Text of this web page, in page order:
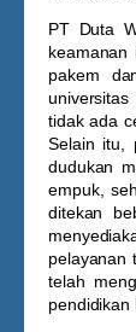
PT Duta
pakem
universitas
tidak ada
Selain itu,
dudukan
empuk,
ditekan
pelayanan
telah
pendidikan